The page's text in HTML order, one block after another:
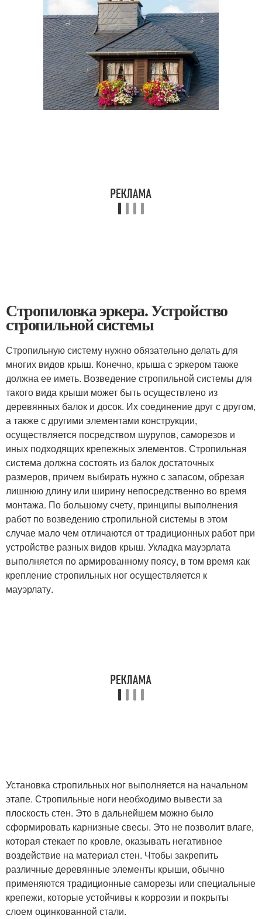
Стропиловка эркера. Устройство
стропильной системы
Стропильную систему нужно обязательно делать для
многих видов крыш. Конечно, крыша с эркером также
должна ее иметь. Возведение стропильной системы для
такого вида крыши может быть осуществлено из
деревянных балок и досок. Их соединение друг с другом,
а также с другими элементами конструкции,
осуществляется посредством шурупов, саморезов и
иных подходящих крепежных элементов. Стропильная
система должна состоять из балок достаточных
размеров, причем выбирать нужно с запасом, обрезая
лишнюю длину или ширину непосредственно во время
монтажа. По большому счету, принципы выполнения
работ по возведению стропильной системы в этом
случае мало чем отличаются от традиционных работ при
устройстве разных видов крыш. Укладка мауэрлата
выполняется по армированному поясу, в том время как
крепление стропильных ног осуществляется к
мауэрлату.
Установка стропильных ног выполняется на начальном
этапе. Стропильные ноги необходимо вывести за
плоскость стен. Это в дальнейшем можно было
сформировать карнизные свесы. Это не позволит влаге,
которая стекает по кровле, оказывать негативное
воздействие на материал стен. Чтобы закрепить
различные деревянные элементы крыши, обычно
применяются традиционные саморезы или специальные
крепежи, которые устойчивы к коррозии и покрыты
слоем оцинкованной стали.